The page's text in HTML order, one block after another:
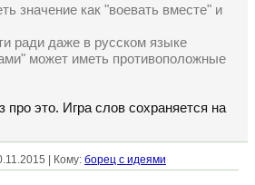
значение как "воевать вместе" и
ради даже в русском языке
может иметь противоположные
про это. Игра слов сохраняется на
| Кому: борец с идеями